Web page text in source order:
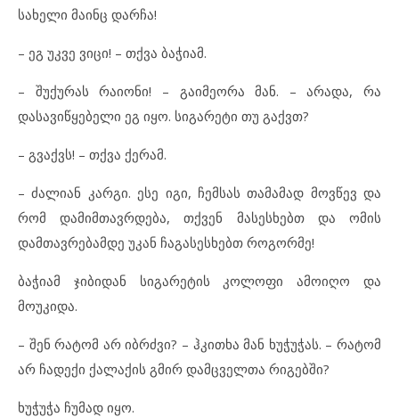
სახელი მაინც დარჩა!
– ეგ უკვე ვიცი! – თქვა ბაჭიამ.
– შუქურას რაიონი! – გაიმეორა მან. – არადა, რა
დასავიწყებელი ეგ იყო. სიგარეტი თუ გაქვთ?
– გვაქვს! – თქვა ქერამ.
– ძალიან კარგი. ესე იგი, ჩემსას თამამად მოვწევ და
რომ დამიმთავრდება, თქვენ მასესხებთ და ომის
დამთავრებამდე უკან ჩაგასესხებთ როგორმე!
ბაჭიამ ჯიბიდან სიგარეტის კოლოფი ამოიღო და
მოუკიდა.
– შენ რატომ არ იბრძვი? – ჰკითხა მან ხუჭუჭას. – რატომ
არ ჩადექი ქალაქის გმირ დამცველთა რიგებში?
ხუჭუჭა ჩუმად იყო.